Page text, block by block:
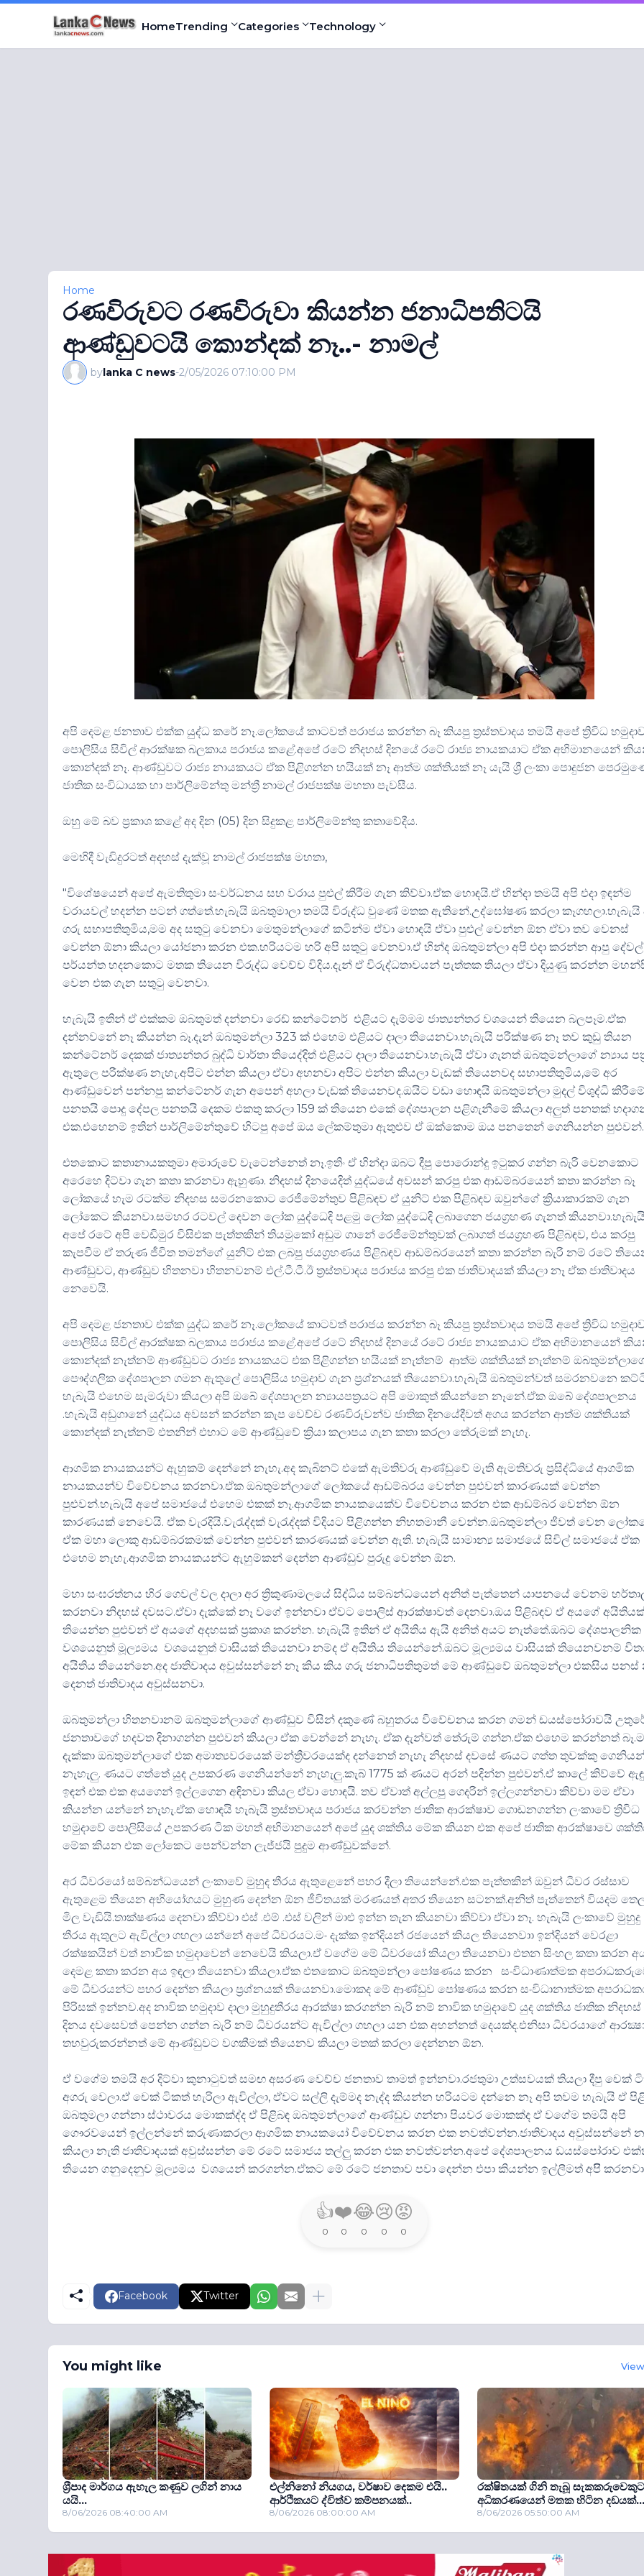
HomeTrending Categories Technology
Home
රණවිරුවට රණවිරුවා කියන්න ජනාධිපතිටයි
ආණ්ඩුවටයි කොන්දක් නෑ..- නාමල්
bylanka C news-2/05/2026 07:10:00 PM
අපි දෙමළ ජනතාව එක්ක යුද්ධ කරේ නෑ.ලෝකයේ කාටවත් පරාජය කරන්න බෑ කියපු ත්‍රස්තවාදය තමයි අපේ ත්‍රිවිධ
පොලිසිය සිවිල් ආරක්ෂක බලකාය පරාජය කළේ.අපේ රටේ නිදහස් දිනයේ රටේ රාජ්‍ය නායකයාට ඒක අභිමානයෙන්
කොන්දක් නෑ. ආණ්ඩුවට රාජ්‍ය නායකයට ඒක පිළිගන්න හයියක් නෑ ආත්ම ශක්තියක් නෑ යැයි ශ්‍රී ලංකා පොදුජන
ජාතික සංවිධායක හා පාර්ලිමේන්තු මන්ත්‍රී නාමල් රාජපක්ෂ මහතා පැවසීය.
ඔහු මේ බව ප්‍රකාශ කළේ අද දින (05) දින සිදුකළ පාර්ලිමේන්තු කතාවේදීය.
මෙහිදී වැඩිදුරටත් අදහස් දැක්වූ නාමල් රාජපක්ෂ මහතා,
"විශේෂයෙන් අපේ ඇමතිතුමා සංවර්ධනය සහ වරාය පුළුල් කිරීම ගැන කිව්වා.ඒක හොඳයි.ඒ හින්දා තමයි අපි එදා ඉඳන්ම
වරායවල් හදන්න පටන් ගත්තේ.හැබැයි ඔබතුමාලා තමයි විරුද්ධ වුණේ මතක ඇතිනේ.උද්ඝෝෂණ කරලා කෑගහලා.හැබැයි
ගරු සභාපතිතුමිය,මම අද සතුටු වෙනවා මෙතුමන්ලාගේ කටින්ම ඒවා හොඳයි ඒවා පුළුල් වෙන්න ඕන ඒවා තව වෙනස්
වෙන්න ඕනා කියලා යෝජනා කරන එක.හරියටම හරි අපි සතුටු වෙනවා.ඒ හින්ද ඔබතුමන්ලා අපි එදා කරන්න ආපු දේවල්
පර්යන්ත හදනකොට මතක තියෙන විරුද්ධ වෙච්ච විදිය.දැන් ඒ විරුද්ධතාවයන් පැත්තක තියලා ඒවා දියුණු කරන්න
වෙන එක ගැන සතුටු වෙනවා.
හැබැයි ඉතින් ඒ එක්කම ඔබතුමත් දන්නවා රෙඩ් කන්ටේනර් එළියට දැම්මම ජාත්‍යන්තර වශයෙන් තියෙන බලපෑම.ඒක
දන්නවනේ නෑ කියන්න බෑ.දැන් ඔබතුමන්ලා 323 ක් එහෙම එළියට දාලා තියෙනවා.හැබැයි පරීක්ෂණ නෑ තව කුඩු තියන
කන්ටේනර් දෙකක් ජාත්‍යන්තර බුද්ධි වාර්තා තියෙද්දිත් එළියට දාලා තියෙනවා.හැබැයි ඒවා ගැනත් ඔබතුමන්ලාගේ න්‍යාය
ඇතුලෙ පරීක්ෂණ නැහැ.අපිට එන්න කියලා ඒවා අහනවා අපිට එන්න කියලා වැඩක් තියෙනවද සභාපතිතුමිය,මේ අර
ආණ්ඩුවෙන් පන්නපු කන්ටේනර් ගැන අපෙන් අහලා වැඩක් තියෙනවද.ඔයිට වඩා හොඳයි ඔබතුමන්ලා මුදල් විශුද්ධි
පනතයි පොදු දේපල පනතයි දෙකම එකතු කරලා 159 ක් තියෙන එකේ දේශපාලන පළිගැනීමේ කියලා අලුත් පනතක්
එක.එහෙනම් ඉතින් පාර්ලිමේන්තුවේ හිටපු අපේ ඔය ලේකම්තුමා ඇතුළුව ඒ ඔක්කොම ඔය පනතෙන් ගෙනියන්න පුළුවන්.
එතකොට කතානායකතුමා අමාරුවේ වැටෙන්නෙත් නෑ.ඉතිං ඒ හින්දා ඔබට දීපු පොරොන්දු ඉටුකර ගන්න බැරි වෙනකොට
අරෙහෙ දිට්වා ගැන කතා කරනවා ඇහුණා. නිදහස් දිනයෙදිත් යුද්ධයේ අවසන් කරපු එක ආඩම්බරයෙන් කතා කරන්න බෑ
ලෝකයේ හැම රටක්ම නිදහස සමරනකොට රෙජිමේන්තුව පිළිබඳව ඒ යුනිට් එක පිළිබඳව ඔවුන්ගේ ක්‍රියාකාරකම් ගැන
ලෝකෙට කියනවා.සමහර රටවල් දෙවන ලෝක යුද්ධෙදි පළමු ලෝක යුද්ධෙදි ලබාගෙන ජයග්‍රහණ ගැනත්
අපේ රටේ අපි වෙඩිමුර විසිඑක පැත්තකින් තියමුකෝ අඩුම ගානේ රෙජිමේන්තුවක් ලබාගත් ජයග්‍රහණ පිළිබඳව, එය කරපු
කැපවීම ඒ තරුණ ජීවිත තමන්ගේ යුනිට් එක ලබපු ජයග්‍රහණය පිළිබඳව ආඩම්බරයෙන් කතා කරන්න බැරි නම් රටේ
ආණ්ඩුවට, ආණ්ඩුව හිතනවා හිතනවනම් එල්.ටී.ටී.ඊ ත්‍රස්තවාදය පරාජය කරපු එක ජාතිවාදයක් කියලා නෑ ඒක ජාතිවාදය
නෙවෙයි.
අපි දෙමළ ජනතාව එක්ක යුද්ධ කරේ නෑ.ලෝකයේ කාටවත් පරාජය කරන්න බෑ කියපු ත්‍රස්තවාදය තමයි අපේ ත්‍රිවිධ
පොලිසිය සිවිල් ආරක්ෂක බලකාය පරාජය කළේ.අපේ රටේ නිදහස් දිනයේ රටේ රාජ්‍ය නායකයාට ඒක අභිමානයෙන්
කොන්දක් නැත්නම් ආණ්ඩුවට රාජ්‍ය නායකයට එක පිළිගන්න හයියක් නැත්නම් ආත්ම ශක්තියක් නැත්නම්
පෞද්ගලික දේශපාලන ගමන ඇතුලේ පොලිසිය හමුදාව ගැන ප්‍රශ්නයක් තියෙනවා.හැබැයි ඔබතුමන්වත් සමරනවනෙ
හැබැයි එහෙම සැමරුවා කියලා අපි ඔබේ දේශපාලන න්‍යායපත්‍රයට අපි මොකුත් කියන්නෙ නෑනේ.ඒක ඔබේ දේශපාලනය
.හැබැයි අඩුගානේ යුද්ධය අවසන් කරන්න කැප වෙච්ච රණවිරුවන්ව ජාතික දිනයේදීවත් අගය කරන්න ආත්ම ශක්තියක්
කොන්දක් නැත්නම් එතනින් එහාට මේ ආණ්ඩුවේ ක්‍රියා කලාපය ගැන කතා කරලා තේරුමක් නැහැ.
ආගමික නායකයන්ට ඇහුකම් දෙන්නේ නැහැ.අද කැබිනට් එකේ ඇමතිවරු ආණ්ඩුවේ මැති ඇමතිවරු ප්‍රසිද්ධියේ ආගමික
නායකයන්ව විවේචනය කරනවා.ඒක ඔබතුමන්ලාගේ ලෝකයේ ආඩම්බරය වෙන්න පුළුවන් කාරණයක් වෙන්න
පුළුවන්.හැබැයි අපේ සමාජයේ එහෙම එකක් නෑ.ආගමික නායකයෙක්ව විවේචනය කරන එක ආඩම්බර වෙන්න ඕන
කාරණයක් නෙවෙයි. ඒක වැරදියි.වැරැද්දක් වැරැද්දක් විදියට පිළිගන්න නිහතමානී වෙන්න.ඔබතුමන්ලා ජීවත් වෙන
ඒක මහා ලොකු ආඩම්බරකමක් වෙන්න පුළුවන් කාරණයක් වෙන්න ඇති. හැබැයි සාමාන්‍ය සමාජයේ සිවිල් සමාජයේ ඒක
එහෙම නැහැ.ආගමික නායකයන්ට ඇහුම්කන් දෙන්න ආණ්ඩුව පුරුදු වෙන්න ඕන.
මහා සංඝරත්නය හිර ගෙවල් වල දාලා අර ත්‍රිකුණාමලයේ සිද්ධිය සම්බන්ධයෙන් අනිත් පැත්තෙන් යාපනයේ වෙනම
කරනවා නිදහස් දවසට.ඒවා දැක්කේ නෑ වගේ ඉන්නවා ඒවට පොලිස් ආරක්ෂාවත් දෙනවා.ඔය පිළිබඳව ඒ අයගේ
තියෙන්න පුළුවන් ඒ අයගේ අදහසක් ප්‍රකාශ කරන්න. හැබැයි ඉතින් ඒ අයිතිය ඇයි අනිත් අයට නැත්තේ.ඔබට දේශපාලනික
වශයෙනුත් මූල්‍යමය වශයෙනුත් වාසියක් තියෙනවා නම්ද ඒ අයිතිය තියෙන්නේ.ඔබට මූල්‍යමය වාසියක් තියෙනවනම්
අයිතිය තියෙන්නෙ.අද ජාතිවාදය අවුස්සන්නේ නෑ කිය කිය ගරු ජනාධිපතිතුමත් මේ ආණ්ඩුවේ ඔබතුමන්ලා එකසිය පනස්
දෙනත් ජාතිවාදය අවුස්සනවා.
ඔබතුමන්ලා හිතනවානම් ඔබතුමන්ලාගේ ආණ්ඩුව විසින් දකුණේ බහුතරය විවේචනය කරන ගමන් ඩයස්පෝරාවයි
ජනතාවගේ හදවත දිනාගන්න පුළුවන් කියලා ඒක වෙන්නේ නැහැ. ඒක දැන්වත් තේරුම් ගන්න.ඒක එහෙම කරන්නත්
දැක්කා ඔබතුමන්ලාගේ එක අමාත්‍යවරයෙක් මන්ත්‍රීවරයෙක්ද දන්නෙත් නැහැ නිදහස් දවසේ ණයට ගත්ත තුවක්කු
නැහැලු. ණයට ගත්තේ යුද උපකරණ ගෙනියන්නේ නැහැලු.කැබ් 1775 ක් ණයට අරන් පදින්න පුළුවන්.ඒ කාලේ කිව්වේ
ඉඳන් එක එක අයගෙන් ඉල්ලගෙන අඳිනවා කියල ඒවා හොඳයි. තව ඒවාත් අල්ලපු ගෙදරින් ඉල්ලගන්නවා කිව්වා මම ඒවා
කියන්න යන්නේ නැහැ.ඒක හොඳයි හැබැයි ත්‍රස්තවාදය පරාජය කරවන්න ජාතික ආරක්ෂාව ගොඩනගන්න ලංකාවේ ත්‍රිවිධ
හමුදාවේ පොලිසියේ උපකරණ ටික මහත් අභිමානයෙන් අපේ යුද ශක්තිය මේක කියන එක අපේ ජාතික ආරක්ෂාවෙ
මේක කියන එක ලෝකෙට පෙන්වන්න ලැජ්ජයි පුදුම ආණ්ඩුවක්නේ.
අර ධීවරයෝ සම්බන්ධයෙන් ලංකාවේ මුහුද තීරය ඇතුළෙනේ පහර දීලා තියෙන්නේ.එක පැත්තකින් ඔවුන් ධීවර රස්සාව
ඇතුළෙම තියෙන අභියෝගයට මුහුණ දෙන්න ඕන ජීවිතයක් මරණයත් අතර තියෙන සටනක්.අනිත් පැත්තෙන් වියදම
මිල වැඩියි.තාක්ෂණය දෙනවා කිව්වා එස් .එම් .එස් වලින් මාළු ඉන්න තැන කියනවා කිව්වා ඒවා නෑ. හැබැයි ලංකාවේ මුහුදු
තීරය ඇතුලට ඇවිල්ලා ගහලා යන්නේ අපේ ධීවරයට.මං දැක්ක ඉන්දියන් රජයෙන් කියල තියෙනවාා ඉන්දියන් වෙරළා
රක්ෂකයින් වත් නාවික හමුදාවෙන් නෙවෙයි කියලා.ඒ වගේම මේ ධීවරයෝ කියලා තියෙනවා එතන සිංහල කතා කරන
දෙමළ කතා කරන අය ඉඳලා තියෙනවා කියලා.ඒක එතකොට ඔබතුමන්ලා පෝෂණය කරන සංවිධාණාත්මක
මේ ධීවරයන්ට පහර දෙන්න කියලා ප්‍රශ්නයක් තියෙනවා.මොකද මේ ආණ්ඩුව පෝෂණය කරන සංවිධානාත්මක
පිරිසක් ඉන්නව.අද නාවික හමුදාව දාලා මුහුදුතීරය ආරක්ෂා කරගන්න බැරි නම් නාවික හමුදාවේ යුද ශක්තිය ජාතික නිදහස්
දිනය දවසෙවත් පෙන්න ගන්න බැරි නම් ධීවරයන්ට ඇවිල්ලා ගහලා යන එක අහන්නත් දෙයක්ද.එනිසා ධීවරයාගේ
තහවුරුකරන්නත් මේ ආණ්ඩුවට වගකීමක් තියෙනව කියලා මතක් කරලා දෙන්නන ඕන.
ඒ වගේම තමයි අර දිට්වා කුනාටුවත් සමඟ අසරණ වෙච්ච ජනතාව තාමත් ඉන්නවා.රජතුමා උත්සවයක් තියලා දීපු චෙක්
අගරු වෙලා.ඒ චෙක් ටිකත් හැරිලා ඇවිල්ලා, ඒවට සල්ලි දැම්මද නැද්ද කියන්න හරියටම දන්නෙ නෑ අපි තවම හැබැයි ඒ
ඔබතුමලා ගන්නා ස්ථාවරය මොකක්ද්ද ඒ පිළිබඳ ඔබතුමන්ලාගේ ආණ්ඩුව ගන්නා පියවර මොකක්ද ඒ වගේම තමයි අපි
ගෞරවයෙන් ඉල්ලන්නේ කරුණාකරලා ආගමික නායකයෝ විවේචනය කරන එක නවත්වන්න.ජාතිවාදය අවුස්සන්නේ
කියලා නැති ජාතිවාදයක් අවුස්සන්න මේ රටේ සමාජය තල්ලු කරන එක නවත්වන්න.අපේ දේශපාලනය ඩයස්පෝරාව
තියෙන ගනුදෙනුව මූල්‍යමය වශයෙන් කරගන්න.ඒකට මේ රටේ ජනතාව පවා දෙන්න එපා කියන්න ඉල්ලීමත් අපිි
👍
0
❤️
0
😂
0
😢
0
😡
0
Facebook Twitter
You might like
ශ‍්‍රීපාද මාර්ගය ඇහැල කණුව ලගින් නාය
යයි...
8/06/2026 08:40:00 AM
එල්නිනෝ නියගය, වර්ෂාව දෙකම එයි..
ආර්ථිකයට ද්විත්ව කම්පනයක්..
8/06/2026 08:00:00 AM
රක්ෂිතයක් ගිනි තැබූ සැකකරුවෙකුට
අධිකරණයෙන් මතක හිටින දඩයක්...
8/06/2026 05:50:00 AM